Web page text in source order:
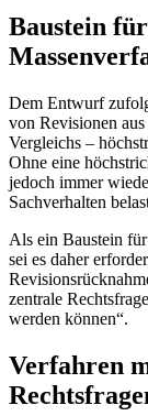
Baustein
Dem Entwurf
von Revisionen
Vergleichs –
Ohne eine
jedoch immer
Sachverhalten
Als ein Baustein
sei es daher
zentrale
werden können“.
Verfahren